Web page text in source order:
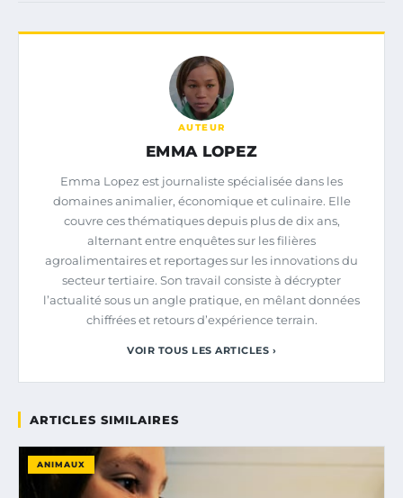
AUTEUR
EMMA LOPEZ
Emma Lopez est journaliste spécialisée dans les
domaines animalier, économique et culinaire. Elle
couvre ces thématiques depuis plus de dix ans,
alternant entre enquêtes sur les filières
agroalimentaires et reportages sur les innovations du
secteur tertiaire. Son travail consiste à décrypter
l’actualité sous un angle pratique, en mêlant données
chiffrées et retours d’expérience terrain.
VOIR TOUS LES ARTICLES ›
ARTICLES SIMILAIRES
ANIMAUX